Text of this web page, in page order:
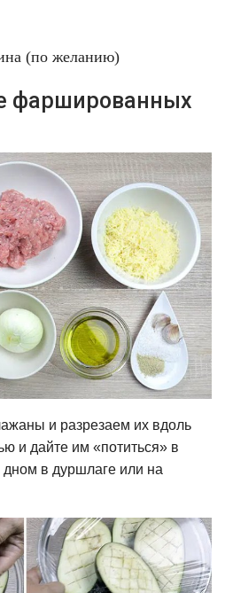
(по желанию)
фаршированных
и разрезаем их вдоль
и дайте им «потиться» в
дном в дуршлаге или на